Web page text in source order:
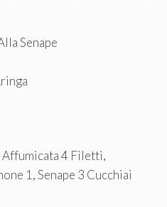
Senape
Affumicata 4 Filetti,
1, Senape 3 Cucchiai